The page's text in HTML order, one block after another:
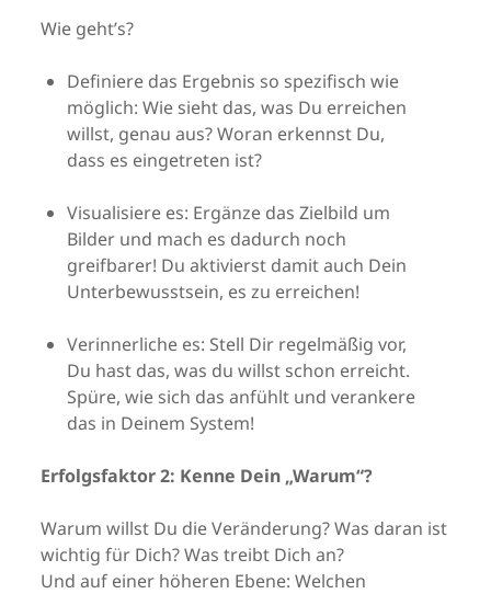
Wie geht’s?
Definiere das Ergebnis so spezifisch wie
möglich: Wie sieht das, was Du erreichen
willst, genau aus? Woran erkennst Du,
dass es eingetreten ist?
Visualisiere es: Ergänze das Zielbild um
Bilder und mach es dadurch noch
greifbarer! Du aktivierst damit auch Dein
Unterbewusstsein, es zu erreichen!
Verinnerliche es: Stell Dir regelmäßig vor,
Du hast das, was du willst schon erreicht.
Spüre, wie sich das anfühlt und verankere
das in Deinem System!
Erfolgsfaktor 2: Kenne Dein „Warum“?
Warum willst Du die Veränderung? Was daran ist
wichtig für Dich? Was treibt Dich an?
Und auf einer höheren Ebene: Welchen